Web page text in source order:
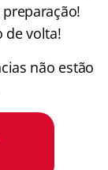
de volta!
não estão